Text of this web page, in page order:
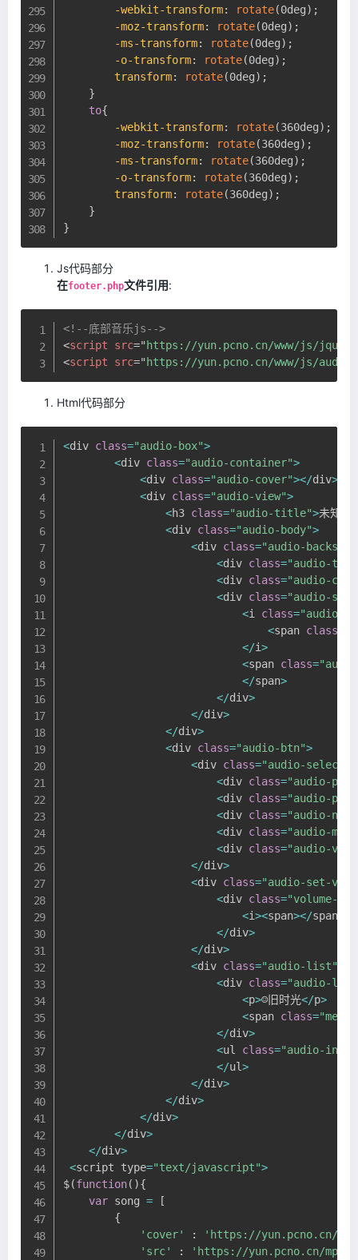
-webkit-transform: rotate(0deg) ;
-moz-transform: rotate(0deg) ;
-ms-transform: rotate(0deg) ;
-o-transform: rotate(0deg) ;
transform: rotate(0deg) ;
}
to{
-webkit-transform: rotate(360deg) ;
-moz-transform: rotate(360deg) ;
-ms-transform: rotate(360deg) ;
-o-transform: rotate(360deg) ;
transform: rotate(360deg) ;
}
}
Js代码部分
在footer.php文件引用:
<!--底部音乐js-->
<script src=" https://yun.pcno.cn/www/js/
<script src=" https://yun.pcno.cn/www/js/
Html代码部分
<div class="audio-box">
<div class="audio-container">
<div class="audio-cover"></div>
<div class="audio-view">
<h3 class="audio-title">未知歌
<div class="audio-body">
<div class="audio-backs"
<div class="audio-
<div class="audio-
<div class="audio-
<i class="audio-
<span class
</i>
<span class=
</span>
</div>
</div>
</div>
<div class="audio-btn">
<div class="audio-select"
<div class="audio-
<div class="audio-
<div class="audio-
<div class="audio-
<div class="audio-
</div>
<div class="audio-set-
<div class="volume-
<i><span></span
</div>
</div>
<div class="audio-list"
<div class="audio-
<p>☺旧时光</p>
<span class=
</div>
<ul class="audio-
</ul>
</div>
</div>
</div>
</div>
</div>
<script type="text/javascript">
$(function( ){
var song =
[
{
'cover'
:
'https://yun.pcno.cn/
'src'
:
'https://yun.pcno.cn/mp3/